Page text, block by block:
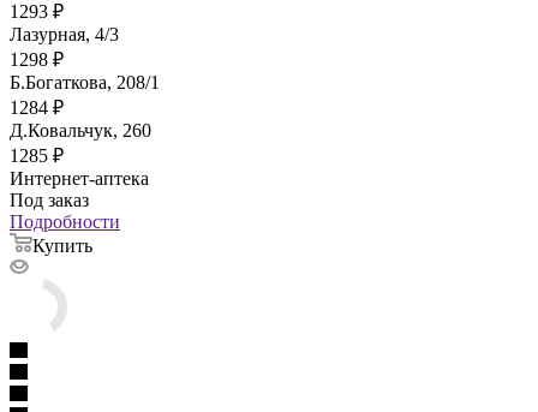
1293 ₽
Лазурная, 4/3
1298 ₽
Б.Богаткова, 208/1
1284 ₽
Д.Ковальчук, 260
1285 ₽
Интернет-аптека
Под заказ
Подробности
Купить